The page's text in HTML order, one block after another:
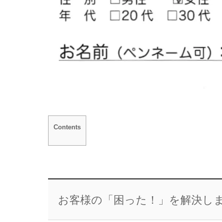
Contents
お客様の「困った！」を解決し